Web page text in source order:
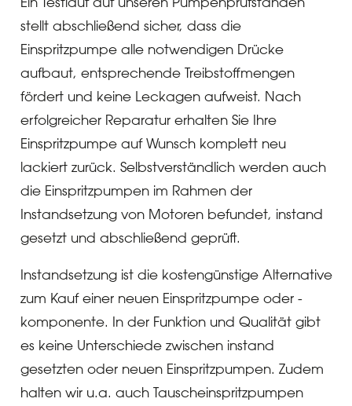
stellt abschließend sicher, dass die
Einspritzpumpe alle notwendigen Drücke
aufbaut, entsprechende Treibstoffmengen
fördert und keine Leckagen aufweist. Nach
erfolgreicher Reparatur erhalten Sie Ihre
Einspritzpumpe auf Wunsch komplett neu
lackiert zurück. Selbstverständlich werden auch
die Einspritzpumpen im Rahmen der
Instandsetzung von Motoren befundet, instand
gesetzt und abschließend geprüft.
Instandsetzung ist die kostengünstige Alternative
zum Kauf einer neuen Einspritzpumpe oder -
komponente. In der Funktion und Qualität gibt
es keine Unterschiede zwischen instand
gesetzten oder neuen Einspritzpumpen. Zudem
halten wir u.a. auch Tauscheinspritzpumpen